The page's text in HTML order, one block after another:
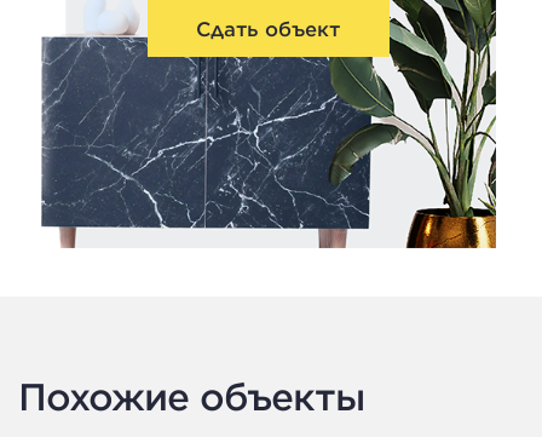
Сдать объект
Похожие объекты